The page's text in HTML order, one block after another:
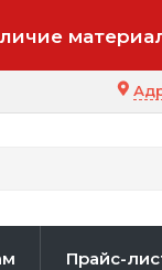
Прайс-